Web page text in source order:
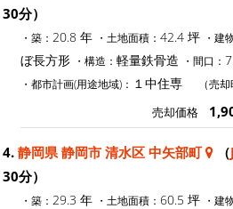
30分）
・築： 20.8 年 ・土地面積： 42.4 坪 ・建
ぼ長方形 ・構造： 軽量鉄骨造 ・間口：
・都市計画(用途地域)： １中住専 （売
売却価格
4. 静岡県 静岡市 清水区 中矢部町 （
30分）
・築： 29.3 年 ・土地面積： 60.5 坪 ・建